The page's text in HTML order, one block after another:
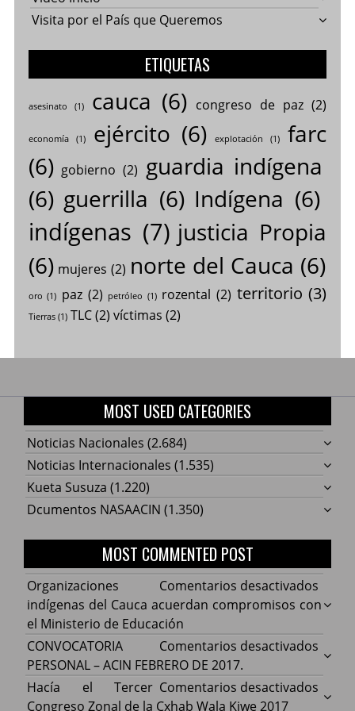
Visita por el País que Queremos
ETIQUETAS
asesinato (1) cauca (6) congreso de paz(2)
economía(1) ejército (6) explotación (1)
farc
(6) gobierno (2) guardia indígena
(6) guerrilla (6) Indígena (6)
indígenas (7) justicia Propia
(6) mujeres (2) norte del Cauca (6)
oro (1) paz (2) petróleo (1) rozental (2) territorio (3)
Tierras(1) TLC(2) víctimas (2)
MOST USED CATEGORIES
Noticias Nacionales (2.684)
Noticias Internacionales (1.535)
Kueta Susuza (1.220)
Dcumentos NASAACIN (1.350)
MOST COMMENTED POST
Comentarios desactivados
Cauca
Organizaciones
indígenas del Cauca acuerdan compromisos con
el Ministerio de Educación
Comentarios desactivados
CONVOCATORIA
PERSONAL – ACIN FEBRERO DE 2017.
Comentarios desactivados
Hacía
Hacía el Tercer
Congreso Zonal de la Cxhab Wala Kiwe 2017